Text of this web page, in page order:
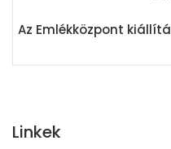
Az Emlékközpont
Linkek